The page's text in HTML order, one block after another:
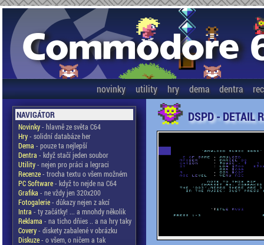
novinky utility hry dema dentra
NAVIGÁTOR
Novinky- hlavně ze světa C64
Hry- solidní databáze her
Dema - pouze ta nejlepší
Dentra - když stačí jeden soubor
Utility- nejen pro práci a legraci
Recenze- trocha textu o všem možném
PC Software- když to nejde na C64
Grafika - ne vždy jen 320x200
Fotogalerie- důkazy nejen z akcí
Intra - ty začátky! ... a mnohdy několik
Reklama - na ticho dňies .. a na hry taky
Covery- diskety zabalené v obrázku
Diskuze- o všem, o ničem a tak
DSPD - DETAIL